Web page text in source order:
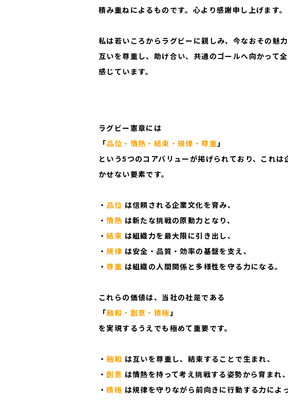
私たちについて
企業情報
お知らせ
米穀・農業資材事業
ライフスタイル事業
サステナビリティ事業
不動産事業
積み重ねによるものです。心より感謝申し上げます。
私は若いころからラグビーに親しみ、今なおその魅
互いを尊重し、助け合い、共通のゴールへ向かって
感じています。
ラグビー憲章には
「品位・情熱・結束・規律・尊重 」
という5つのコアバリューが掲げられており、これは
かせない要素です。
・ 品位 は信頼される企業文化を育み、
・情熱 は新たな挑戦の原動力となり、
・結束 は組織力を最大限に引き出し、
・規律 は安全・品質・効率の基盤を支え、
・尊重 は組織の人間関係と多様性を守る力になる。
これらの価値は、当社の社是である
「融和・創意・積極 」
を実現するうえでも極めて重要です。
・ 融和 は互いを尊重し、結束することで生まれ、
・創意 は情熱を持って考え挑戦する姿勢から育まれ、
・積極 は規律を守りながら前向きに行動する力によ